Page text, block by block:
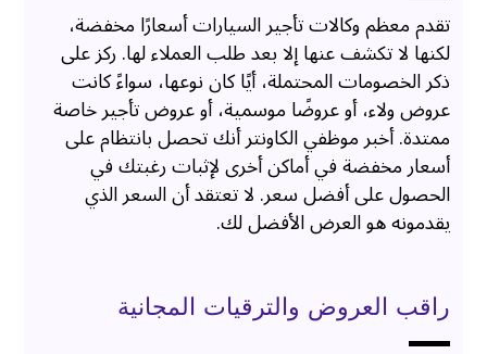
تقدم معظم وكالات تأجير السيارات أسعارًا مخفضة،
لكنها لا تكشف عنها إلا بعد طلب العملاء لها. ركز على
ذكر الخصومات المحتملة، أيًا كان نوعها، سواءً كانت
عروض ولاء، أو عروضًا موسمية، أو عروض تأجير خاصة
ممتدة. أخبر موظفي الكاونتر أنك تحصل بانتظام على
أسعار مخفضة في أماكن أخرى لإثبات رغبتك في
الحصول على أفضل سعر. لا تعتقد أن السعر الذي
يقدمونه هو العرض الأفضل لك.
راقب العروض والترقيات المجانية